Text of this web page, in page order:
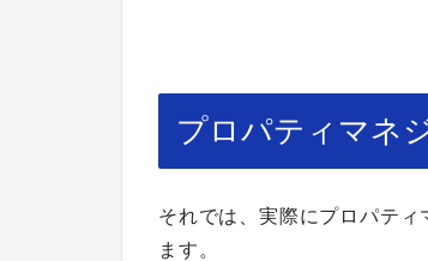
プロパティマネ
それでは、実際にプロパテ
ます。